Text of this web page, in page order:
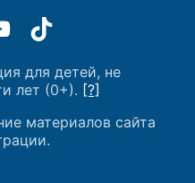
для детей, не
лет (0+). [?]
материалов сайта